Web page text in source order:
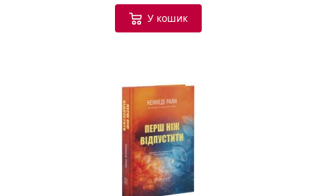
У кошик